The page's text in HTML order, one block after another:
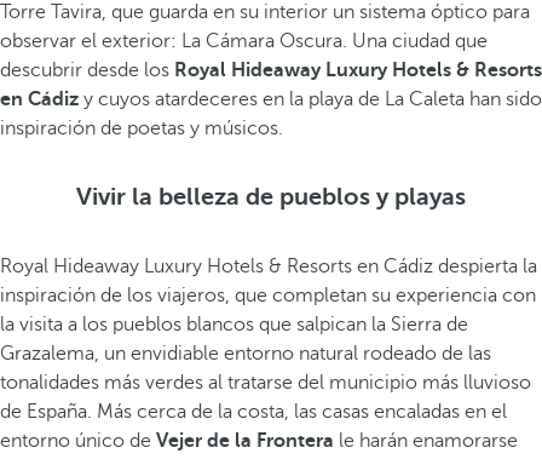
Torre Tavira, que guarda en su interior un sistema óptico para
observar el exterior: La Cámara Oscura. Una ciudad que
descubrir desde los Royal Hideaway Luxury Hotels & Resorts
en Cádiz y cuyos atardeceres en la playa de La Caleta han sido
inspiración de poetas y músicos.
Vivir la belleza de pueblos y playas
Royal Hideaway Luxury Hotels & Resorts en Cádiz despierta la
inspiración de los viajeros, que completan su experiencia con
la visita a los pueblos blancos que salpican la Sierra de
Grazalema, un envidiable entorno natural rodeado de las
tonalidades más verdes al tratarse del municipio más lluvioso
de España. Más cerca de la costa, las casas encaladas en el
entorno único de Vejer de la Frontera le harán enamorarse